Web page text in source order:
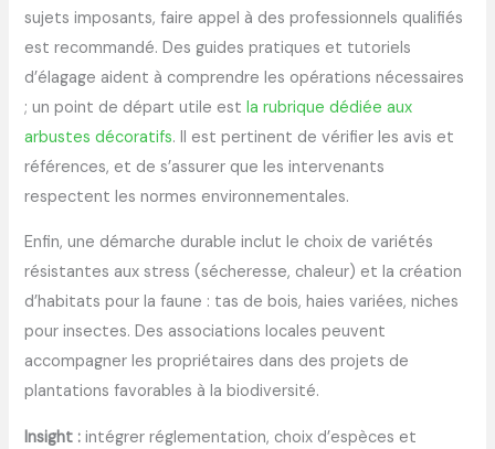
sujets imposants, faire appel à des professionnels qualifiés
est recommandé. Des guides pratiques et tutoriels
d’élagage aident à comprendre les opérations nécessaires
; un point de départ utile estla rubrique dédiée aux
arbustes décoratifs. Il est pertinent de vérifier les avis et
références, et de s’assurer que les intervenants
respectent les normes environnementales.
Enfin, une démarche durable inclut le choix de variétés
résistantes aux stress (sécheresse, chaleur) et la création
d’habitats pour la faune : tas de bois, haies variées, niches
pour insectes. Des associations locales peuvent
accompagner les propriétaires dans des projets de
plantations favorables à la biodiversité.
Insight : intégrer réglementation, choix d’espèces et